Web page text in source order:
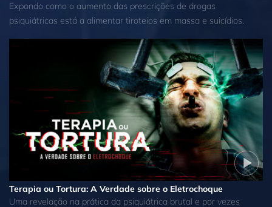
Expondo como o aumento das prescrições de drogas
psiquiátricas está a alimentar tiroteios em massa e suicídios.
Terapia ou Tortura: A Verdade sobre o Eletrochoque
Uma revelação na prática da psiquiátrica brutal e por vezes